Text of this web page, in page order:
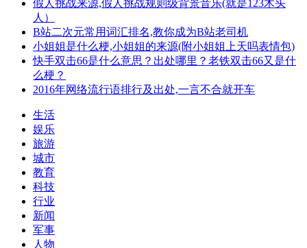
假人挑战来源,假人挑战规则级背景音乐(就是123木头
人）
B站二次元常用词汇排名,教你成为B站老司机
小姐姐是什么梗,小姐姐的来源(附小姐姐上天吗表情包)
快手双击66是什么意思？出处哪里？老铁双击66又是什
么梗？
2016年网络流行语排行及出处,一言不合就开车
生活
娱乐
旅游
城市
教育
科技
行业
新闻
军事
人物